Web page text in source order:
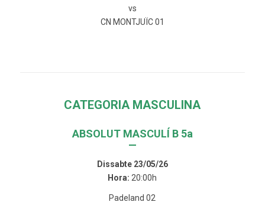
vs
CN MONTJUÏC 01
CATEGORIA MASCULINA
ABSOLUT MASCULÍ B 5a
—
Dissabte 23/05/26
Hora: 20:00h
Padeland 02